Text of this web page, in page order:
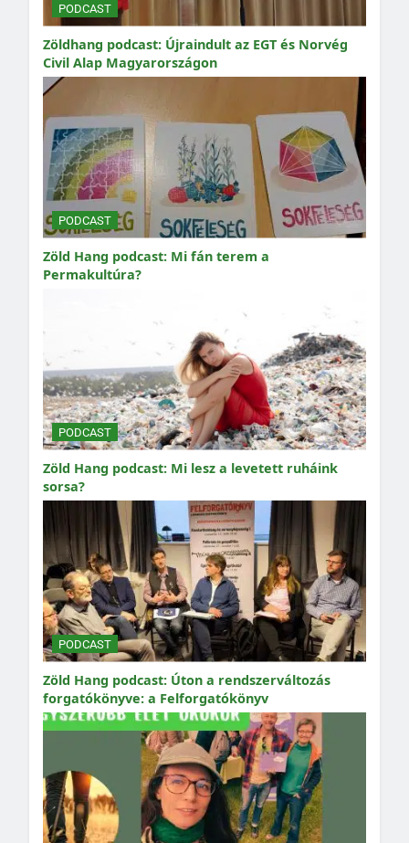
PODCAST
Zöldhang podcast: Újraindult az EGT és Norvég
Civil Alap Magyarországon
PODCAST
Zöld Hang podcast: Mi fán terem a
Permakultúra?
PODCAST
Zöld Hang podcast: Mi lesz a levetett ruháink
sorsa?
PODCAST
Zöld Hang podcast: Úton a rendszerváltozás
forgatókönyve: a Felforgatókönyv